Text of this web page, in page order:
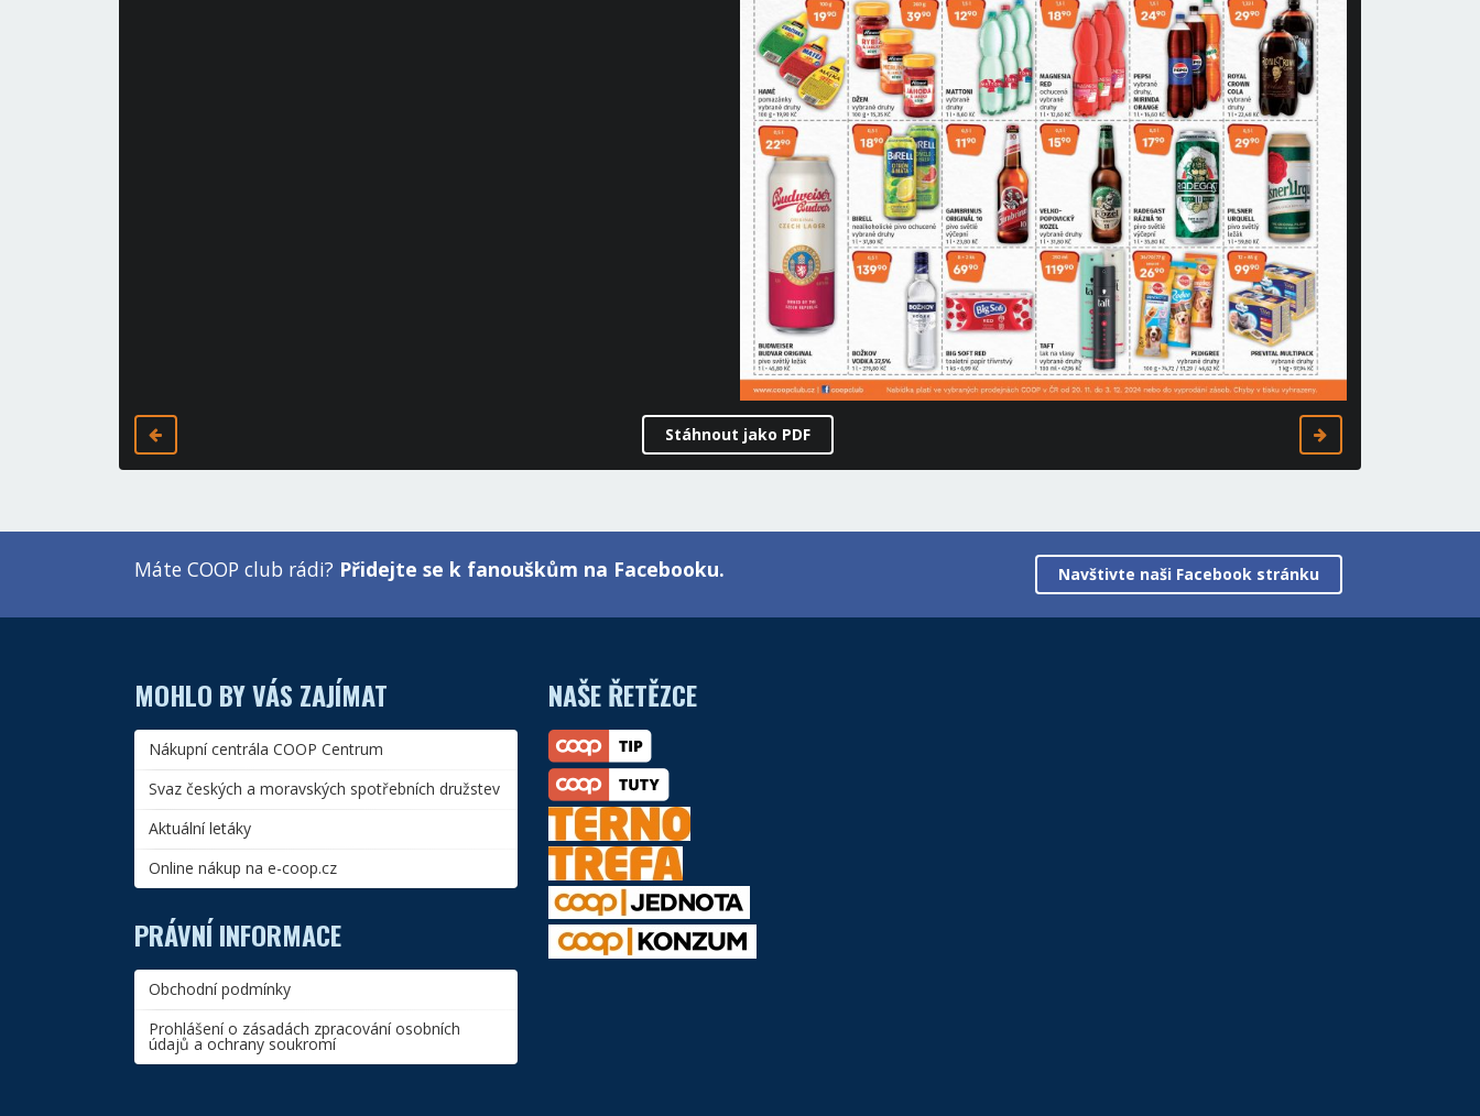
Stáhnout jako PDF
Máte COOP club rádi? Přidejte se k fanouškům na Facebooku. Navštivte naši Facebook stránku
MOHLO BY VÁS ZAJÍMAT
Nákupní centrála COOP Centrum
Svaz českých a moravských spotřebních družstev
Aktuální letáky
Online nákup na e-coop.cz
PRÁVNÍ INFORMACE
Obchodní podmínky
Prohlášení o zásadách zpracování osobních
údajů a ochrany soukromí
NAŠE ŘETĚZCE